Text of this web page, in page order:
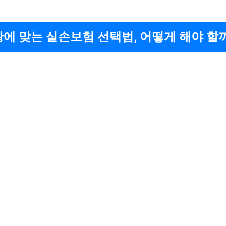
에 맞는 실손보험 선택법, 어떻게 해야 할